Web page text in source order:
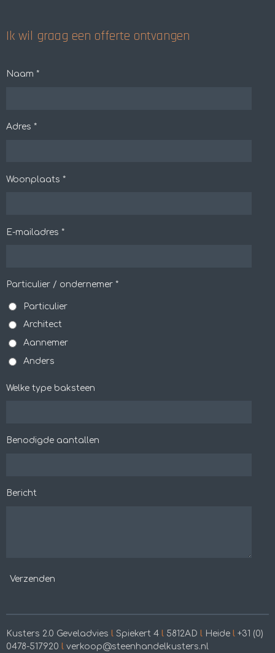
Ik wil graag een offerte ontvangen
Naam *
Adres *
Woonplaats *
E-mailadres *
Particulier / ondernemer *
Particulier
Architect
Aannemer
Anders
Welke type baksteen
Benodigde aantallen
Bericht
Verzenden
Kusters 2.0 Geveladvies l Spiekert 4 l 5812AD l Heide l +31 (0)
0478-517920 l verkoop@steenhandelkusters.nl